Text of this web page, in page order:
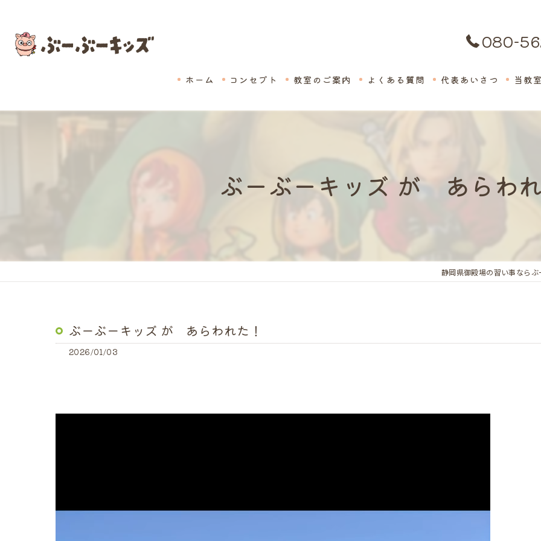
080-
ホーム コンセプト 教室のご案内 よくある質問 代表あいさつ 当教
英会話
ぶーぶーキッズ が あらわれ
静岡県御殿場の習い事なら
ぶーぶーキッズ が あらわれた！
2026/01/03